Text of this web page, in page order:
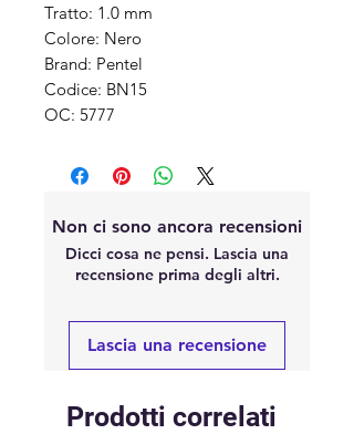
Tratto: 1.0 mm
Colore: Nero
Brand: Pentel
Codice: BN15
OC: 5777
Non ci sono ancora recensioni
Dicci cosa ne pensi. Lascia una
recensione prima degli altri.
Lascia una recensione
Prodotti correlati